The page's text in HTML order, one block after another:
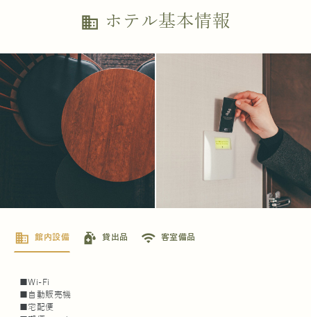
business ホテル基本情報
business 館内設備 sanitizer 貸出品 wifi 客室備品
■Wi-Fi
■自動販売機
■宅配便